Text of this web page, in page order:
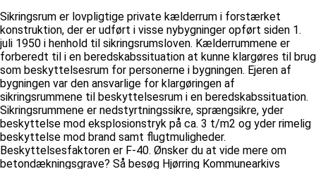
Sikringsrum er lovpligtige private kælderrum i forstærket
konstruktion, der er udført i visse nybygninger opført siden 1.
juli 1950 i henhold til sikringsrumsloven. Kælderrummene er
forberedt til i en beredskabssituation at kunne klargøres til brug
som beskyttelsesrum for personerne i bygningen. Ejeren af
bygningen var den ansvarlige for klargøringen af
sikringsrummene til beskyttelsesrum i en beredskabssituation.
Sikringsrummene er nedstyrtningssikre, sprængsikre, yder
beskyttelse mod eksplosionstryk på ca. 3 t/m2 og yder rimelig
beskyttelse mod brand samt flugtmuligheder.
Beskyttelsesfaktoren er F-40. Ønsker du at vide mere om
betondækningsgrave? Så besøg Hjørring Kommunearkivs